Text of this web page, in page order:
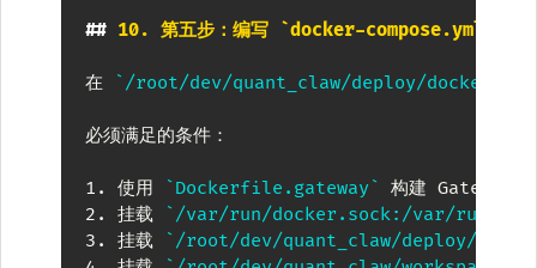
## 10. 第五步：编写 `docker-compose.yml`
在 `/root/dev/quant_claw/deploy/docker-
必须满足的条件：
1. 使用
`Dockerfile.gateway`
2.
挂载
`/var/run/docker.sock:/var/run/
3.
挂载
`/root/dev/quant_claw/deploy/